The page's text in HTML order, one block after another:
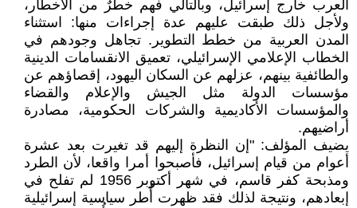
العرب خارج إسرائيل، وبالتالي فهم خطرٌ من الأخطار،
ولأجل ذلك طبقت عليهم عدة إجراءات منها: استثناء
المدن العربية من خطط التطوير. تجاهل وجودهم في
الخطاب الإعلامي الإسرائيلي، تعميق الانقسامات الدينية
والطائفية بينهم، عزلهم عن السكان اليهود، إقصاؤهم عن
مؤسسات الدولة مثل الجيش والإعلام والقضاء
والمؤسسات الأكاديمية والشركات الحكومية، مصادرة
أراضيهم.
يضيف المؤلف: "إن النظرة إليهم قد تغيرت بعد عشرة
أعوام من قيام إسرائيل، فأصبحوا أمرا واقعا، لأن الطرد
ومذبحة كفر قاسم، في شهر أكتوبر 1956 لم تفلح في
إبعادهم، ونتيجة لذلك فقد ظهرت أُطر سياسية إسرائيلية